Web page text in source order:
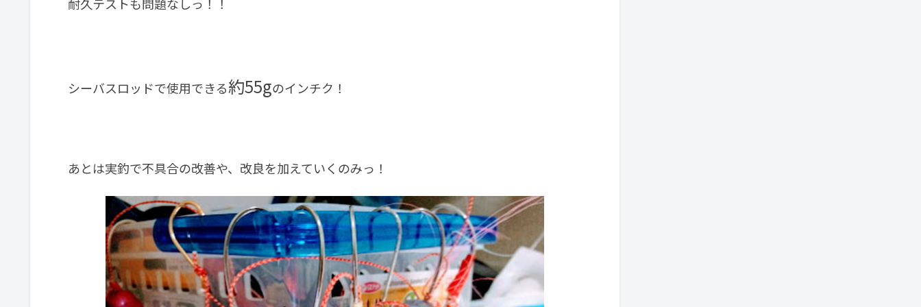
耐久テストも問題なしっ！！
シーバスロッドで使用できる約55gのインチク！
あとは実釣で不具合の改善や、改良を加えていくのみっ！